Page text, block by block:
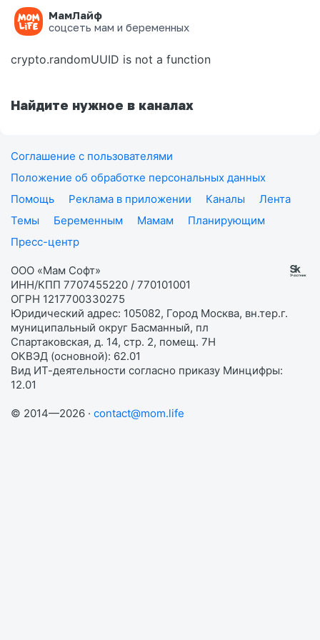
МамЛайф
соцсеть мам и беременных
Ошибка на странице
crypto.randomUUID is not a function
Найдите нужное в каналах
Соглашение с пользователями
Положение об обработке персональных данных
Помощь
Реклама в приложении Каналы
Лента
Темы
Беременным Мамам
Планирующим
Пресс-центр
ООО «Мам Софт»
ИНН/КПП 7707455220 / 770101001
ОГРН 1217700330275
Юридический адрес: 105082, Город Москва, вн.тер.г.
муниципальный округ Басманный, пл
Спартаковская, д. 14, стр. 2, помещ. 7Н
ОКВЭД (основной): 62.01
Вид ИТ-деятельности согласно приказу Минцифры:
12.01
© 2014—2026 · contact@mom.life